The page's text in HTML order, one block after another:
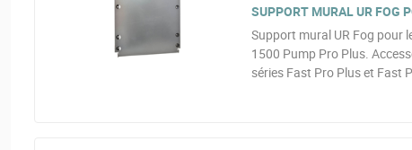
SUPPORT MURAL UR FOG
Support mural UR Fog pour
1500 Pump Pro Plus.
séries Fast Pro Plus et Fast